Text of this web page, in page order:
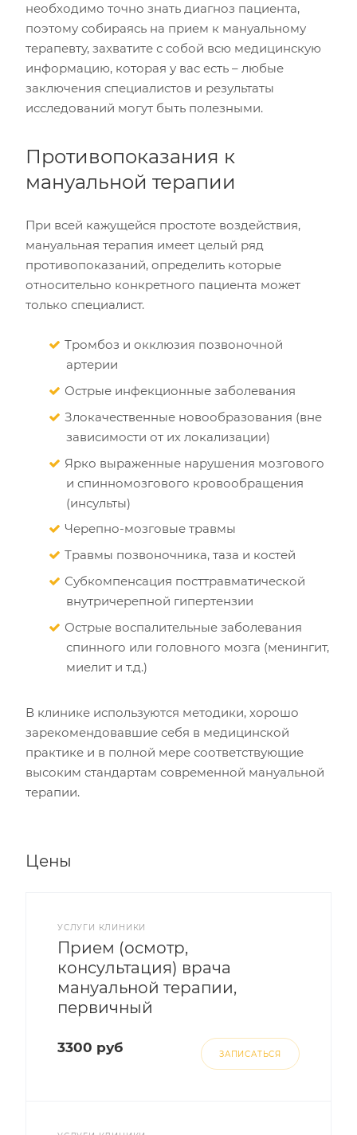
необходимо точно знать диагноз пациента,
поэтому собираясь на прием к мануальному
терапевту, захватите с собой всю медицинскую
информацию, которая у вас есть – любые
заключения специалистов и результаты
исследований могут быть полезными.
Противопоказания к
мануальной терапии
При всей кажущейся простоте воздействия,
мануальная терапия имеет целый ряд
противопоказаний, определить которые
относительно конкретного пациента может
только специалист.
Тромбоз и окклюзия позвоночной
артерии
Острые инфекционные заболевания
Злокачественные новообразования (вне
зависимости от их локализации)
Ярко выраженные нарушения мозгового
и спинномозгового кровообращения
(инсульты)
Черепно-мозговые травмы
Травмы позвоночника, таза и костей
Субкомпенсация посттравматической
внутричерепной гипертензии
Острые воспалительные заболевания
спинного или головного мозга (менингит,
миелит и т.д.)
В клинике используются методики, хорошо
зарекомендовавшие себя в медицинской
практике и в полной мере соответствующие
высоким стандартам современной мануальной
терапии.
Цены
УСЛУГИ КЛИНИКИ
Прием (осмотр,
консультация) врача
мануальной терапии,
первичный
3300 руб ЗАПИСАТЬСЯ